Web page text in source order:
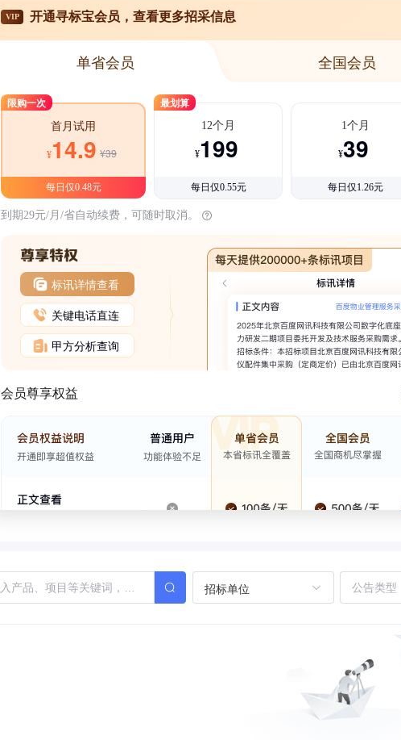
VIP 开通寻标宝会员，查看更多招采信息
单省会员 全国会员
限购一次
首月试用
¥14.9 ¥39
每日仅0.48元
最划算
12个月
¥199
每日仅0.55元
1个月
¥39
每日仅1.26元
到期29元/月/省自动续费，可随时取消。
标讯详情查看
关键电话直连
甲方分析查询
会员尊享权益
招标单位